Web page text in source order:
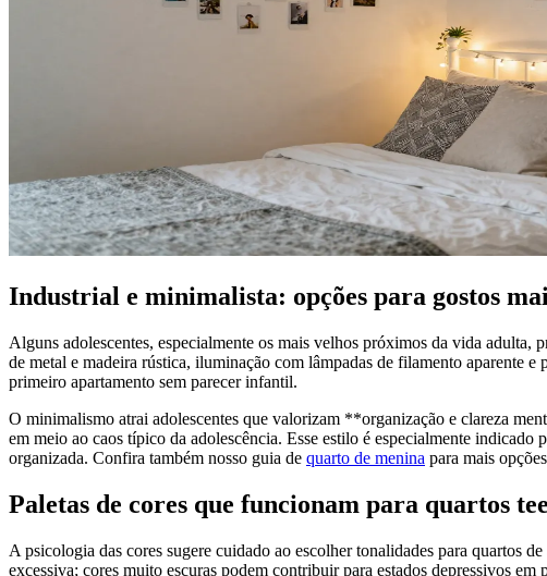
Industrial e minimalista: opções para gostos
Alguns adolescentes, especialmente os mais velhos próximos da vida
de metal e madeira rústica, iluminação com lâmpadas de filamento aparente
primeiro apartamento sem parecer infantil.
O minimalismo atrai adolescentes que valorizam **organização e clareza
em meio ao caos típico da adolescência. Esse estilo é especialmente
organizada. Confira também nosso guia de quarto de menina para mais
Paletas de cores que funcionam para quartos
A psicologia das cores sugere cuidado ao escolher tonalidades para quartos
excessiva; cores muito escuras podem contribuir para estados depressivos